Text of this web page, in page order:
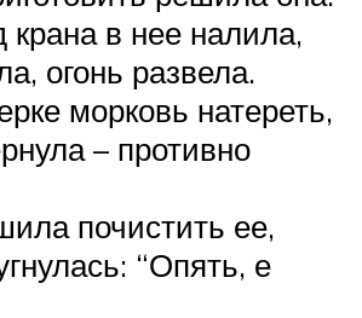
крана в нее налила,
огонь развела.
морковь натереть,
– противно
почистить ее,
“Опять, е